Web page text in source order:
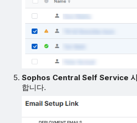
Sophos Central Self Service 시
합니다.